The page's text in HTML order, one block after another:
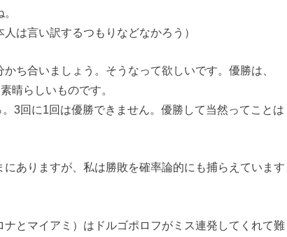
は言い訳するつもりなどなかろう）
ち合いましょう。そうなって欲しいです。優勝は、
晴らしいものです。
3回に1回は優勝できません。優勝して当然ってことは
ありますが、私は勝敗を確率論的にも捕らえています
とマイアミ）はドルゴポロフがミス連発してくれて難